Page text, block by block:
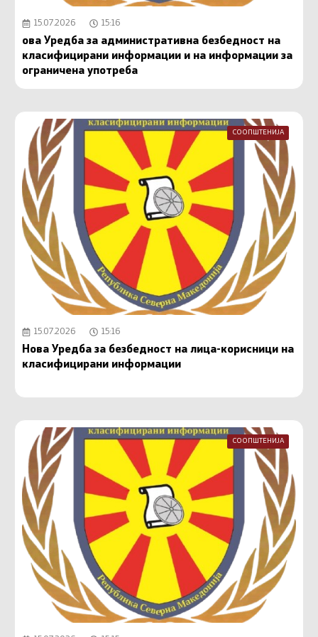
15.07.2026 15:16
ова Уредба за административна безбедност на
класифицирани информации и на информации за
ограничена употреба
СООПШТЕНИЈА
15.07.2026 15:16
Нова Уредба за безбедност на лица-корисници на
класифицирани информации
СООПШТЕНИЈА